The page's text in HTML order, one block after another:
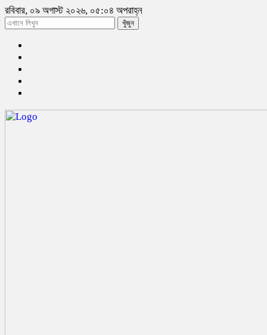
রবিবার, ০৯ অগাস্ট ২০২৬, ০৫:০৪ অপরাহ্ন
খুঁজুন